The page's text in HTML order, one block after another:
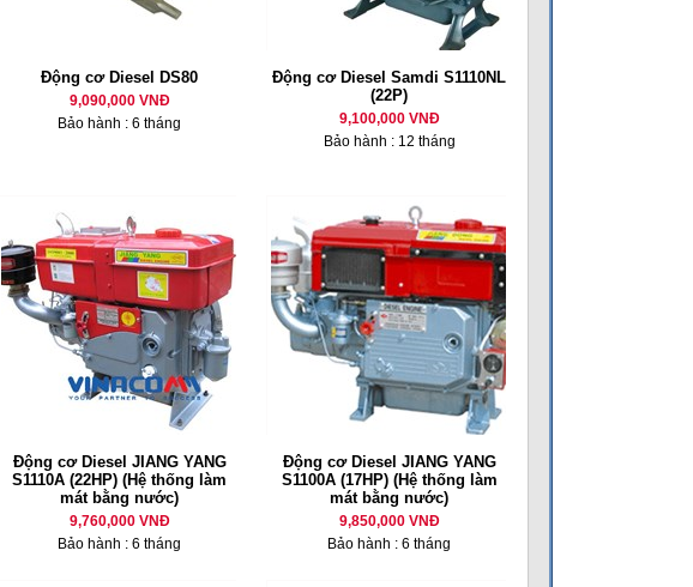
Động cơ Diesel DS80
9,090,000 VNĐ
Bảo hành : 6 tháng
Động cơ Diesel Samdi S1110NL
(22P)
9,100,000 VNĐ
Bảo hành : 12 tháng
Động cơ Diesel JIANG YANG
S1110A (22HP) (Hệ thống làm
mát bằng nước)
9,760,000 VNĐ
Bảo hành : 6 tháng
Động cơ Diesel JIANG YANG
S1100A (17HP) (Hệ thống làm
mát bằng nước)
9,850,000 VNĐ
Bảo hành : 6 tháng